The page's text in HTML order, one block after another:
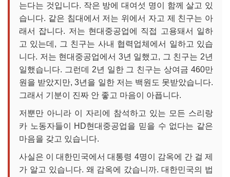
는다는 것입니다. 작은 방에 대여섯 명이 함께 살고 있
습니다. 같은 침대에서 저는 위에서 자고 제 친구는 아
래서 잡니다. 저는 현대중공업에 직접 고용돼서 일하
고 있는데, 그 친구는 사내 협력업체에서 일하고 있습
니다. 저는 현대중공업에서 3년 일했고, 그 친구는 2년
일했습니다. 그런데 2년 일한 그 친구는 상여금 460만
원을 받았지만, 3년을 일한 저는 백원도 못받았습니다.
그래서 기분이 진짜 안 좋고 마음이 아픕니다.
저뿐만 아니라 이 자리에 참석하고 있는 모든 스리랑
카 노동자들이 HD현대중공업을 믿을 수 없다는 같은
마음을 갖고 있습니다.
사실은 이 대한민국에서 대통령 4명이 감옥에 간 걸 제
가 알고 있습니다. 왜 감옥에 갔습니까. 대한민국의 법